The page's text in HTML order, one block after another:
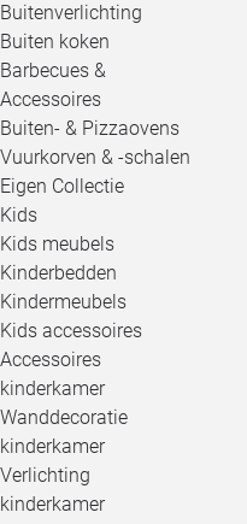
Buitenverlichting
Buiten koken
Barbecues &
Accessoires
Buiten- & Pizzaovens
Vuurkorven & -schalen
Eigen Collectie
Kids
Kids meubels
Kinderbedden
Kindermeubels
Kids accessoires
Accessoires
kinderkamer
Wanddecoratie
kinderkamer
Verlichting
kinderkamer